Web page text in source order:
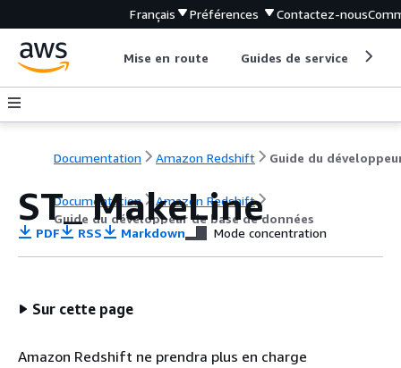
Français Préférences Contactez-nous
Mise en route Guides de service
Documentation Amazon Redshift
Documentation
Amazon Redshift
Guide du développeur de base de données
ST_ MakeLine
PDF RSS Markdown Mode concentration
Sur cette page
Amazon Redshift ne prendra plus en charge